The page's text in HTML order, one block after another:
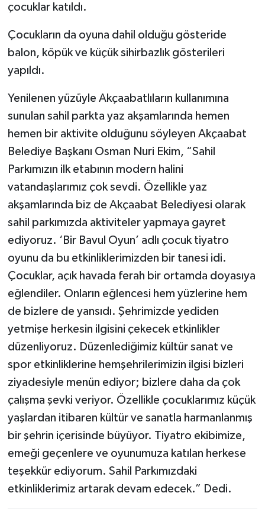
çocuklar katıldı.
Çocukların da oyuna dahil olduğu gösteride
balon, köpük ve küçük sihirbazlık gösterileri
yapıldı.
Yenilenen yüzüyle Akçaabatlıların kullanımına
sunulan sahil parkta yaz akşamlarında hemen
hemen bir aktivite olduğunu söyleyen Akçaabat
Belediye Başkanı Osman Nuri Ekim, “Sahil
Parkımızın ilk etabının modern halini
vatandaşlarımız çok sevdi. Özellikle yaz
akşamlarında biz de Akçaabat Belediyesi olarak
sahil parkımızda aktiviteler yapmaya gayret
ediyoruz. ‘Bir Bavul Oyun’ adlı çocuk tiyatro
oyunu da bu etkinliklerimizden bir tanesi idi.
Çocuklar, açık havada ferah bir ortamda doyasıya
eğlendiler. Onların eğlencesi hem yüzlerine hem
de bizlere de yansıdı. Şehrimizde yediden
yetmişe herkesin ilgisini çekecek etkinlikler
düzenliyoruz. Düzenlediğimiz kültür sanat ve
spor etkinliklerine hemşehrilerimizin ilgisi bizleri
ziyadesiyle menün ediyor; bizlere daha da çok
çalışma şevki veriyor. Özellikle çocuklarımız küçük
yaşlardan itibaren kültür ve sanatla harmanlanmış
bir şehrin içerisinde büyüyor. Tiyatro ekibimize,
emeği geçenlere ve oyunumuza katılan herkese
teşekkür ediyorum. Sahil Parkımızdaki
etkinliklerimiz artarak devam edecek.” Dedi.